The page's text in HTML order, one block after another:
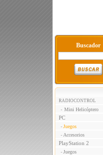
Buscador
RADIOCONTROL
- Mini Helicóptero
PC
- Juegos
- Accesorios
PlayStation 2
- Juegos